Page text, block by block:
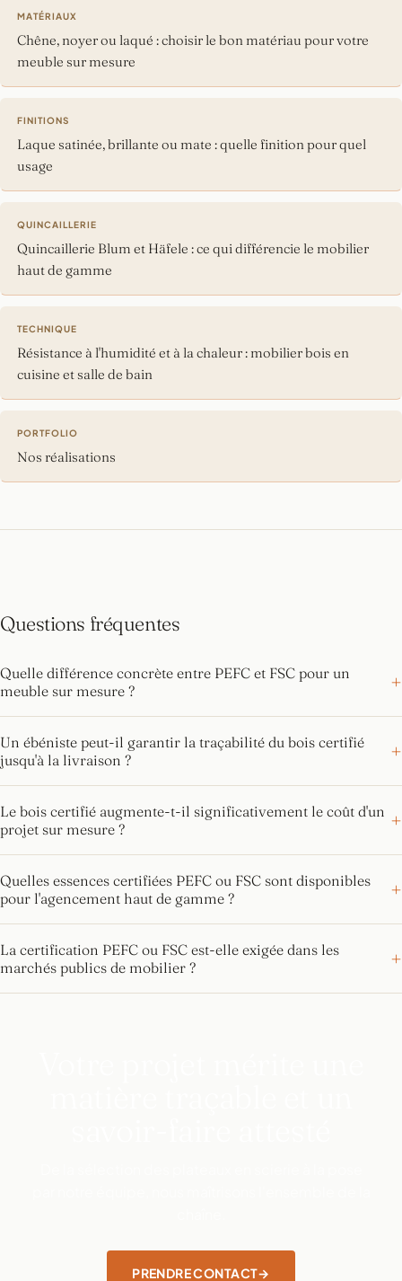
MATÉRIAUX
Chêne, noyer ou laqué : choisir le bon matériau pour votre
meuble sur mesure
FINITIONS
Laque satinée, brillante ou mate : quelle finition pour quel
usage
QUINCAILLERIE
Quincaillerie Blum et Häfele : ce qui différencie le mobilier
haut de gamme
TECHNIQUE
Résistance à l'humidité et à la chaleur : mobilier bois en
cuisine et salle de bain
PORTFOLIO
Nos réalisations
Questions fréquentes
Quelle différence concrète entre PEFC et FSC pour un
meuble sur mesure ?
Un ébéniste peut-il garantir la traçabilité du bois certifié
jusqu'à la livraison ?
Le bois certifié augmente-t-il significativement le coût d'un
projet sur mesure ?
Quelles essences certifiées PEFC ou FSC sont disponibles
pour l'agencement haut de gamme ?
La certification PEFC ou FSC est-elle exigée dans les
marchés publics de mobilier ?
PRENDRE CONTACT